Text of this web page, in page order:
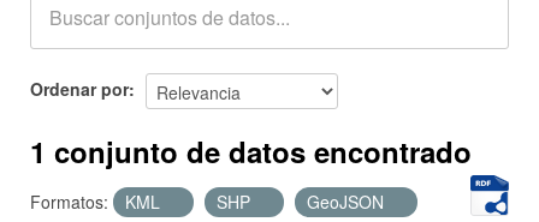
Acerca de
Ordenar por
1 conjunto de datos encontrado
Formatos: KML SHP
GeoJSON